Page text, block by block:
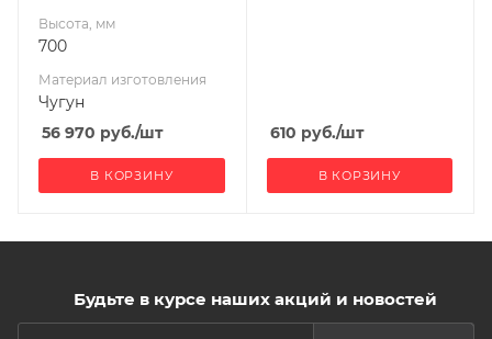
Высота, мм
700
Материал изготовления
Чугун
56 970 руб./шт
В КОРЗИНУ
610 руб./шт
В КОРЗИНУ
Будьте в курсе наших акций и новостей